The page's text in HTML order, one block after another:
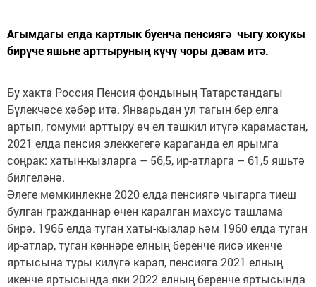
Агымдагы елда картлык буенча пенсиягә чыгу хокукы
бирүче яшьне арттыруның күчү чоры дәвам итә.
Бу хакта Россия Пенсия фондының Татарстандагы
Бүлекчәсе хәбәр итә. Январьдан ул тагын бер елга
артып, гомуми арттыру өч ел тәшкил итүгә карамастан,
2021 елда пенсия элеккегегә караганда ел ярымга
соңрак: хатын-кызларга – 56,5, ир-атларга – 61,5 яшьтә
билгеләнә.
Әлеге мөмкинлекне 2020 елда пенсиягә чыгарга тиеш
булган гражданнар өчен каралган махсус ташлама
бирә. 1965 елда туган хаты-кызлар һәм 1960 елда туган
ир-атлар, туган көннәре елның беренче яисә икенче
яртысына туры килүгә карап, пенсиягә 2021 елның
икенче яртысында яки 2022 елның беренче яртысында